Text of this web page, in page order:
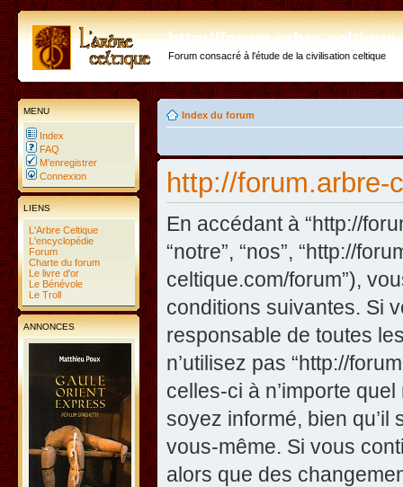
http://forum.arbre-
Forum consacré à l'étude de la civilisation celtique
MENU
Index
FAQ
M’enregistrer
Connexion
LIENS
L'Arbre Celtique
L'encyclopédie
Forum
Charte du forum
Le livre d'or
Le Bénévole
Le Troll
ANNONCES
Index du forum
http://forum.arbre-
En accédant à “http://
“notre”, “nos”, “http://
celtique.com/forum”),
conditions suivantes. Si
responsable de toutes
n’utilisez pas “http://
celles-ci à n’importe
soyez informé, bien
vous-même. Si vous
alors que des